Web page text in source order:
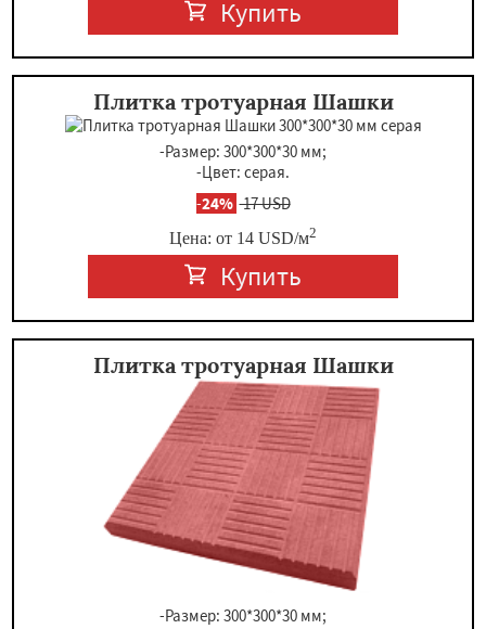
Купить
Плитка тротуарная Шашки
-Размер: 300*300*30 мм;
-Цвет: серая.
-24% 17 USD
Цена: от 14 USD/м2
Купить
Плитка тротуарная Шашки
-Размер: 300*300*30 мм;